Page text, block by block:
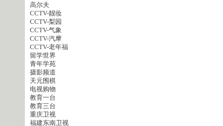
高尔夫
CCTV-靓妆
CCTV-梨园
CCTV-气象
CCTV-汽摩
CCTV-老年福
留学世界
青年学苑
摄影频道
天元围棋
电视购物
教育一台
教育三台
重庆卫视
福建东南卫视